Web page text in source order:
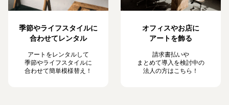
季節やライフスタイルに
合わせてレンタル
アートをレンタルして
季節やライフスタイルに
合わせて簡単模様替え！
オフィスやお店に
アートを飾る
請求書払いや
まとめて導入を検討中の
法人の方はこちら！